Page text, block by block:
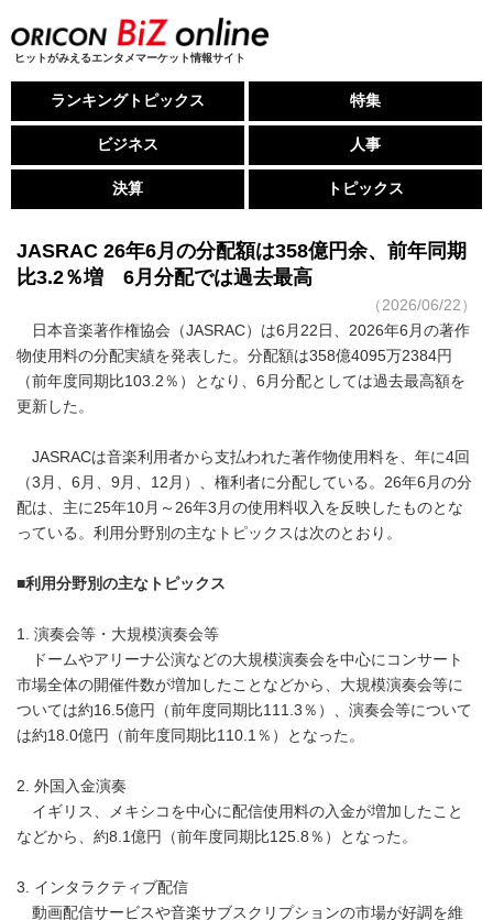
ヒットがみえるエンタメマーケット情報サイト
ランキングトピックス 特集
ビジネス 人事
決算 トピックス
JASRAC 26年6月の分配額は358億円余、前年同期
比3.2％増 6月分配では過去最高
（2026/06/22）
日本音楽著作権協会（JASRAC）は6月22日、2026年6月の著作
物使用料の分配実績を発表した。分配額は358億4095万2384円
（前年度同期比103.2％）となり、6月分配としては過去最高額を
更新した。
JASRACは音楽利用者から支払われた著作物使用料を、年に4回
（3月、6月、9月、12月）、権利者に分配している。26年6月の分
配は、主に25年10月～26年3月の使用料収入を反映したものとな
っている。利用分野別の主なトピックスは次のとおり。
■利用分野別の主なトピックス
1. 演奏会等・大規模演奏会等
ドームやアリーナ公演などの大規模演奏会を中心にコンサート
市場全体の開催件数が増加したことなどから、大規模演奏会等に
ついては約16.5億円（前年度同期比111.3％）、演奏会等について
は約18.0億円（前年度同期比110.1％）となった。
2. 外国入金演奏
イギリス、メキシコを中心に配信使用料の入金が増加したこと
などから、約8.1億円（前年度同期比125.8％）となった。
3. インタラクティブ配信
動画配信サービスや音楽サブスクリプションの市場が好調を維